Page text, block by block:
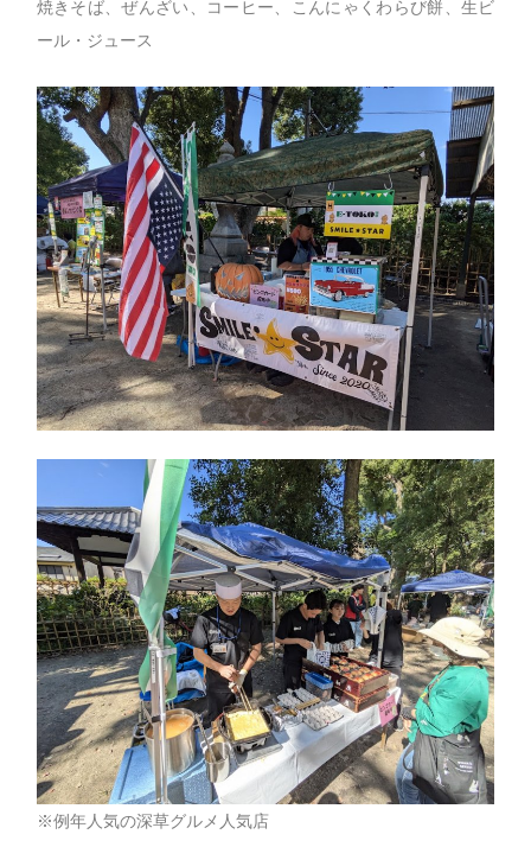
焼きそば、ぜんざい、コーヒー、こんにゃくわらび餅、生ビ
ール・ジュース
※例年人気の深草グルメ人気店